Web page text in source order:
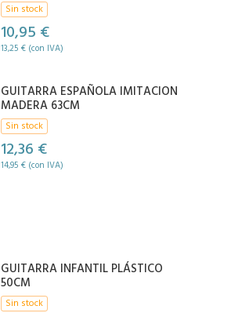
Sin stock
10,95 €
13,25 € (con IVA)
GUITARRA ESPAÑOLA IMITACION
MADERA 63CM
Sin stock
12,36 €
14,95 € (con IVA)
GUITARRA INFANTIL PLÁSTICO
50CM
Sin stock